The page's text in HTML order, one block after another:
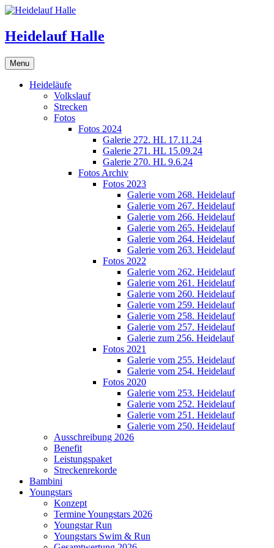
Skip
content
Heidelauf Halle
Menu
Heideläufe
Volkslauf
Strecken
Fotos
Fotos 2024
Galerie 272. HL 17.11.24
Galerie 271. HL 15.09.24
Galerie 270. HL 9.6.24
Fotos Archiv
Fotos 2023
Galerie vom 268. Heidelauf
Galerie vom 267. Heidelauf
Galerie vom 266. Heidelauf
Galerie vom 265. Heidelauf
Galerie vom 264. Heidelauf
Galerie vom 263. Heidelauf
Fotos 2022
Galerie vom 262. Heidelauf
Galerie vom 261. Heidelauf
Galerie vom 260. Heidelauf
Galerie vom 259. Heidelauf
Galerie vom 258. Heidelauf
Galerie vom 257. Heidelauf
Galerie zum 256. Heidelauf
Fotos 2021
Galerie vom 255. Heidelauf
Galerie vom 254. Heidelauf
Fotos 2020
Galerie vom 253. Heidelauf
Galerie vom 252. Heidelauf
Galerie vom 251. Heidelauf
Galerie vom 250. Heidelauf
Ausschreibung 2026
Benefit
Leistungspaket
Streckenrekorde
Bambini
Youngstars
Konzept
Termine Youngstars 2026
Youngstar Run
Youngstars Swim & Run